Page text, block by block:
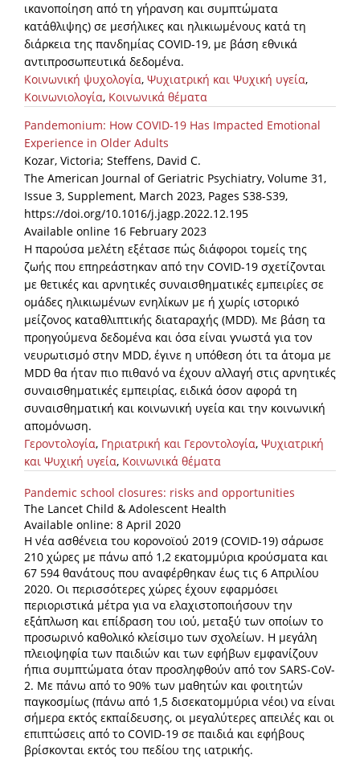
ικανοποίηση από τη γήρανση και συμπτώματα
κατάθλιψης) σε μεσήλικες και ηλικιωμένους κατά τη
διάρκεια της πανδημίας COVID-19, με βάση εθνικά
αντιπροσωπευτικά δεδομένα.
Κοινωνική ψυχολογία, Ψυχιατρική και Ψυχική υγεία,
Κοινωνιολογία, Κοινωνικά θέματα
Pandemonium: How COVID-19 Has Impacted Emotional
Experience in Older Adults
Kozar, Victoria; Steffens, David C.
The American Journal of Geriatric Psychiatry, Volume 31,
Issue 3, Supplement, March 2023, Pages S38-S39,
https://doi.org/10.1016/j.jagp.2022.12.195
Available online 16 February 2023
Η παρούσα μελέτη εξέτασε πώς διάφοροι τομείς της
ζωής που επηρεάστηκαν από την COVID-19 σχετίζονται
με θετικές και αρνητικές συναισθηματικές εμπειρίες σε
ομάδες ηλικιωμένων ενηλίκων με ή χωρίς ιστορικό
μείζονος καταθλιπτικής διαταραχής (MDD). Με βάση τα
προηγούμενα δεδομένα και όσα είναι γνωστά για τον
νευρωτισμό στην MDD, έγινε η υπόθεση ότι τα άτομα με
MDD θα ήταν πιο πιθανό να έχουν αλλαγή στις αρνητικές
συναισθηματικές εμπειρίας, ειδικά όσον αφορά τη
συναισθηματική και κοινωνική υγεία και την κοινωνική
απομόνωση.
Γεροντολογία, Γηριατρική και Γεροντολογία, Ψυχιατρική
και Ψυχική υγεία, Κοινωνικά θέματα
Pandemic school closures: risks and opportunities
The Lancet Child & Adolescent Health
Available online: 8 April 2020
Η νέα ασθένεια του κορονοϊού 2019 (COVID-19) σάρωσε
210 χώρες με πάνω από 1,2 εκατομμύρια κρούσματα και
67 594 θανάτους που αναφέρθηκαν έως τις 6 Απριλίου
2020. Οι περισσότερες χώρες έχουν εφαρμόσει
περιοριστικά μέτρα για να ελαχιστοποιήσουν την
εξάπλωση και επίδραση του ιού, μεταξύ των οποίων το
προσωρινό καθολικό κλείσιμο των σχολείων. Η μεγάλη
πλειοψηφία των παιδιών και των εφήβων εμφανίζουν
ήπια συμπτώματα όταν προσληφθούν από τον SARS-CoV-
2. Με πάνω από το 90% των μαθητών και φοιτητών
παγκοσμίως (πάνω από 1,5 δισεκατομμύρια νέοι) να είναι
σήμερα εκτός εκπαίδευσης, οι μεγαλύτερες απειλές και οι
επιπτώσεις από το COVID-19 σε παιδιά και εφήβους
βρίσκονται εκτός του πεδίου της ιατρικής.